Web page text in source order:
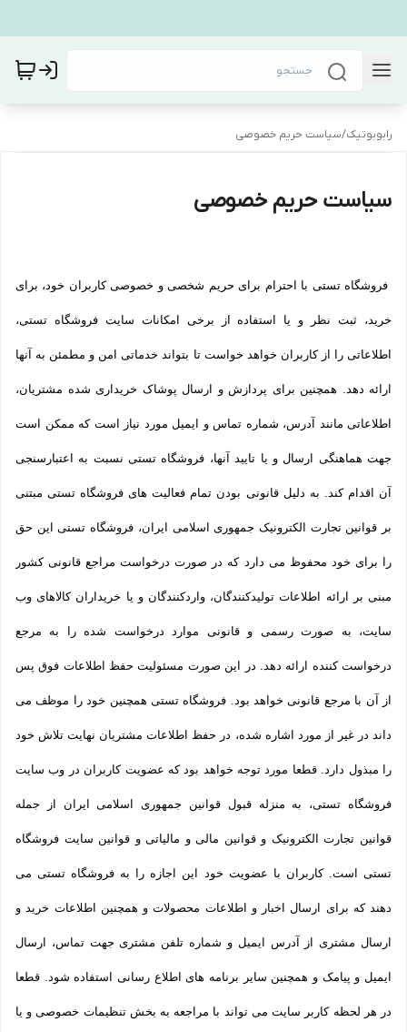
رابوبوتیک/سیاست حریم خصوصی
سیاست حریم خصوصی
فروشگاه تستی با احترام برای حریم شخصی و خصوصی کاربران خود، برای
خرید، ثبت نظر و یا استفاده از برخی امکانات سایت فروشگاه تستی،
اطلاعاتی را از کاربران خواهد خواست تا بتواند خدماتی امن و مطمئن به آنها
ارائه دهد. همچنین برای پردازش و ارسال پوشاک خریداری شده مشتریان،
اطلاعاتی مانند آدرس، شماره تماس و ایمیل مورد نیاز است که ممکن است
جهت هماهنگی ارسال و یا تایید آنها، فروشگاه تستی نسبت به اعتبارسنجی
آن اقدام کند. به دلیل قانونی بودن تمام فعالیت های فروشگاه تستی مبتنی
بر قوانین تجارت الکترونیک جمهوری اسلامی ایران، فروشگاه تستی این حق
را برای خود محفوظ می دارد که در صورت درخواست مراجع قانونی کشور
مبنی بر ارائه اطلاعات تولیدکنندگان، واردکنندگان و یا خریداران کالاهای وب
سایت، به صورت رسمی و قانونی موارد درخواست شده را به مرجع
درخواست کننده ارائه دهد. در این صورت مسئولیت حفظ اطلاعات فوق پس
از آن با مرجع قانونی خواهد بود. فروشگاه تستی همچنین خود را موظف می
داند در غیر از مورد اشاره شده، در حفظ اطلاعات مشتریان نهایت تلاش خود
را مبذول دارد. قطعا مورد توجه خواهد بود که عضویت کاربران در وب سایت
فروشگاه تستی، به منزله قبول قوانین جمهوری اسلامی ایران از جمله
قوانین تجارت الکترونیک و قوانین مالی و مالیاتی و قوانین سایت فروشگاه
تستی است. کاربران با عضویت خود این اجازه را به فروشگاه تستی می
دهند که برای ارسال اخبار و اطلاعات محصولات و همچنین اطلاعات خرید و
ارسال مشتری از آدرس ایمیل و شماره تلفن مشتری جهت تماس، ارسال
ایمیل و پیامک و همچنین سایر برنامه های اطلاع رسانی استفاده شود. قطعا
در هر لحظه کاربر سایت می تواند با مراجعه به بخش تنظیمات خصوصی و یا